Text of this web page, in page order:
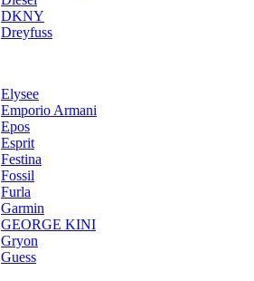
DKNY
Dreyfuss
Elysee
Emporio Armani
Epos
Esprit
Festina
Fossil
Furla
Garmin
GEORGE KINI
Gryon
Guess